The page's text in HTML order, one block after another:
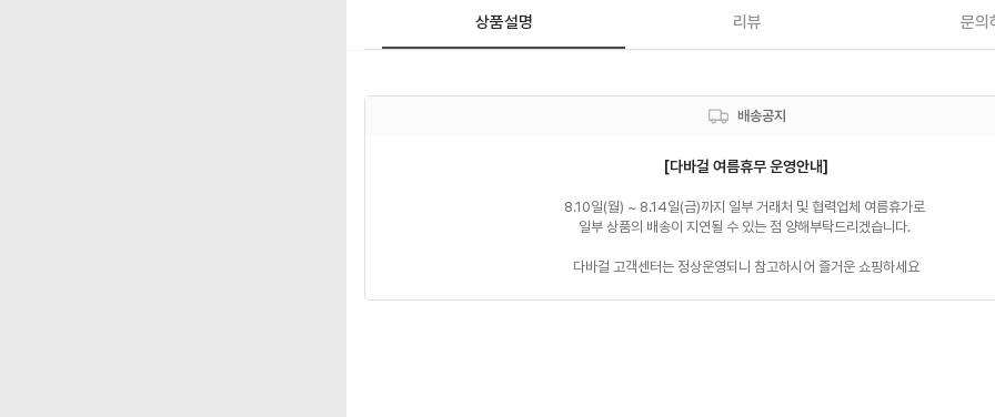
상품설명 리뷰 문의
배송공지
[다바걸 여름휴무 운영안내]
8.10일(월) ~ 8.14일(금)까지 일부 거래처 및 협력업체 여름휴가로
일부 상품의 배송이 지연될 수 있는 점 양해부탁드리겠습니다.
다바걸 고객센터는 정상운영되니 참고하시어 즐거운 쇼핑하세요